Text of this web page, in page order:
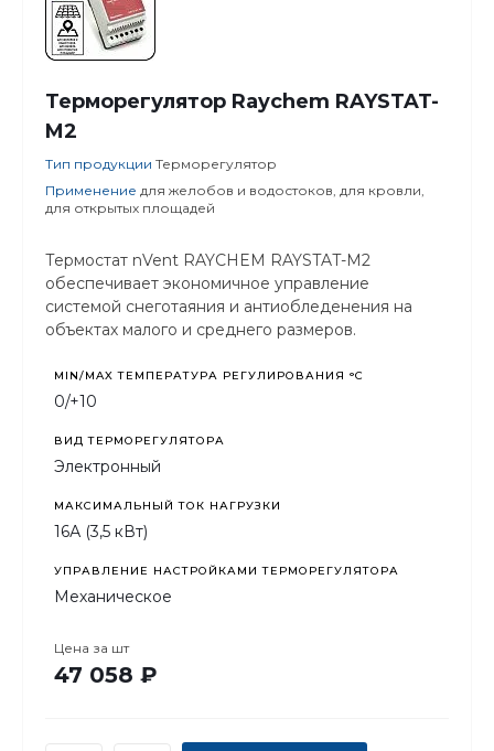
Терморегулятор Raychem RAYSTAT-
M2
Тип продукции Терморегулятор
Применение для желобов и водостоков, для кровли,
для открытых площадей
Термостат nVent RAYCHEM RAYSTAT-M2
обеспечивает экономичное управление
системой снеготаяния и антиобледенения на
объектах малого и среднего размеров.
MIN/MAX ТЕМПЕРАТУРА РЕГУЛИРОВАНИЯ °С
0/+10
ВИД ТЕРМОРЕГУЛЯТОРА
Электронный
МАКСИМАЛЬНЫЙ ТОК НАГРУЗКИ
16А (3,5 кВт)
УПРАВЛЕНИЕ НАСТРОЙКАМИ ТЕРМОРЕГУЛЯТОРА
Механическое
Цена за шт
47 058 ₽